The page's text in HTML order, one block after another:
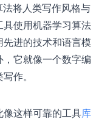
将人类写作风格与
具使用机器学习算法
进的技术和语言模
它就像一个数字编
作。
像这样可靠的工具库